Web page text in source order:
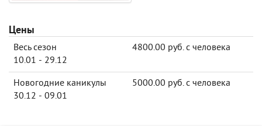
Цены
Весь сезон
10.01 - 29.12
4800.00 руб. с человека
Новогодние каникулы
30.12 - 09.01
5000.00 руб. с человека